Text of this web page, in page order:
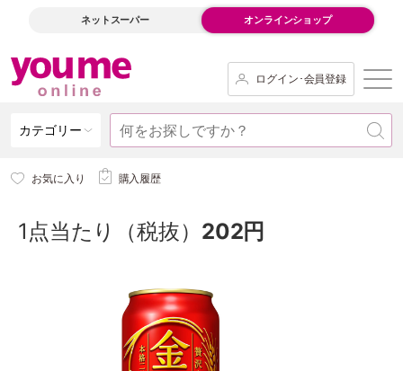
ネットスーパー オンラインショップ
ログイン･会員登録
カテゴリー
お気に入り 購入履歴
1点当たり（税抜） 202円